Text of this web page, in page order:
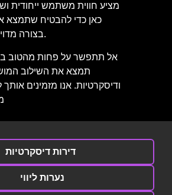
מציע חווית משתמש ייחודית
כאן כדי להבטיח
בצורה מדויקת, מהירה ודיסקרטית.
אל תתפשר על פחות מהטוב
תמצא את השילוב
ודיסקרטיות. אנו מזמינים
דירות דיסקרטיות
נערות ליווי